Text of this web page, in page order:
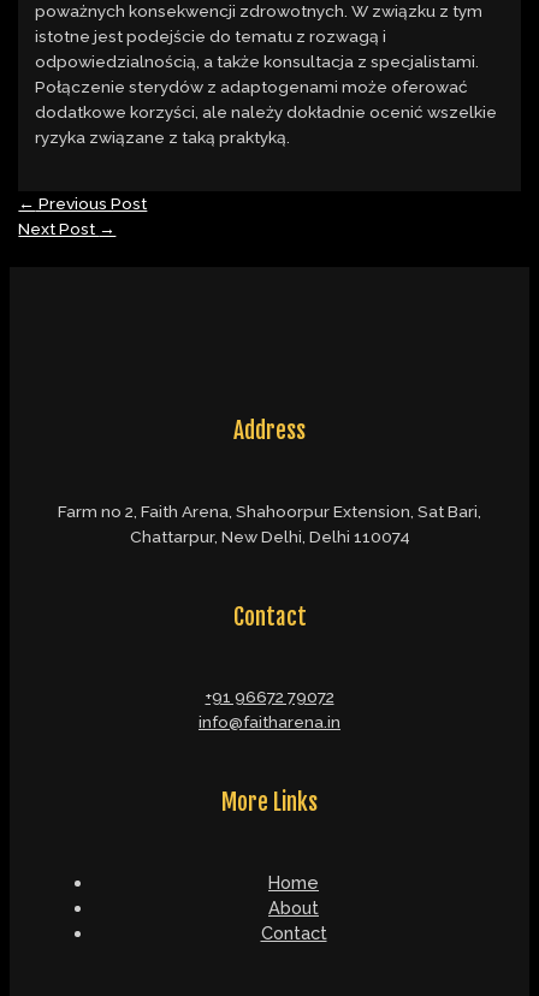
poważnych konsekwencji zdrowotnych. W związku z tym
istotne jest podejście do tematu z rozwagą i
odpowiedzialnością, a także konsultacja z specjalistami.
Połączenie sterydów z adaptogenami może oferować
dodatkowe korzyści, ale należy dokładnie ocenić wszelkie
ryzyka związane z taką praktyką.
← Previous Post
Next Post →
Address
Farm no 2, Faith Arena, Shahoorpur Extension, Sat Bari,
Chattarpur, New Delhi, Delhi 110074
Contact
+91 96672 79072
info@faitharena.in
More Links
Home
About
Contact